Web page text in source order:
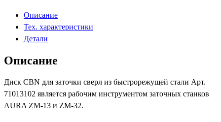
Описание
Тех. характеристики
Детали
Описание
Диск CBN для заточки сверл из быстрорежущей стали Арт.
71013102 является рабочим инструментом заточных станков
AURA ZM-13 и ZM-32.